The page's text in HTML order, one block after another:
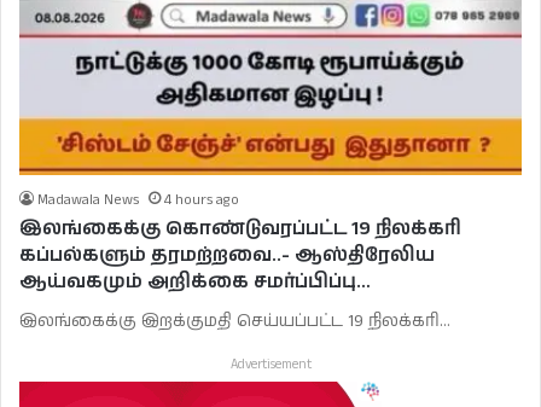
Madawala News 4 hours ago
இலங்கைக்கு கொண்டுவரப்பட்ட 19 நிலக்கரி
கப்பல்களும் தரமற்றவை..- ஆஸ்திரேலிய
ஆய்வகமும் அறிக்கை சமர்ப்பிப்பு…
இலங்கைக்கு இறக்குமதி செய்யப்பட்ட 19 நிலக்கரி…
Advertisement